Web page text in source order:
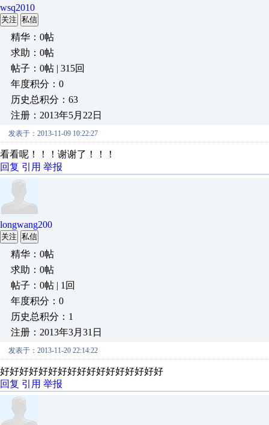
wsq2010
关注 私信
精华：0帖
求助：0帖
帖子：0帖 | 315回
年度积分：0
历史总积分：63
注册：2013年5月22日
发表于：2013-11-09 10:22:27
看看呢！！！谢谢了！！！
回复 引用 举报
longwang200
关注 私信
精华：0帖
求助：0帖
帖子：0帖 | 1回
年度积分：0
历史总积分：1
注册：2013年3月31日
发表于：2013-11-20 22:14:22
好好好好好好好好好好好好好好好好好
回复 引用 举报